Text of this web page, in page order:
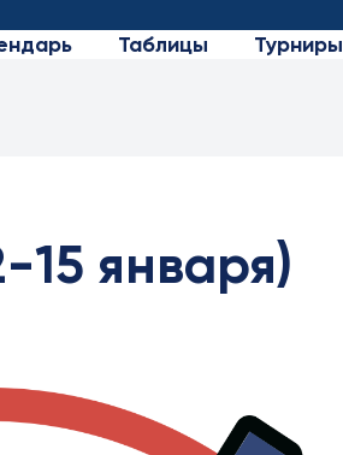
Таблицы Турниры
15 января)